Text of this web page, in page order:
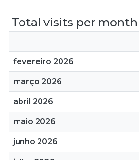
Total visits per month
fevereiro 2026
março 2026
abril 2026
maio 2026
junho 2026